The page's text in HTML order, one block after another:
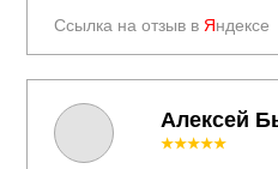
Ссылка на отзыв в Яндексе
Алексей
★★★★★